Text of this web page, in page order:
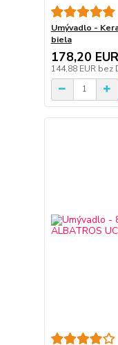
Umývadlo -
biela
178,20 EUR
144,88 EUR bez